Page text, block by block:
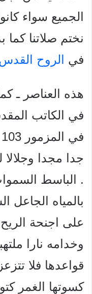
الجميع سواء
نختم صلاتنا كما
في
الروح
هذه العناصر ـ
في الكاتب
جدا مجدا
. الباسط
بالمياه الجاعل
على اجنحة
وخدامه نارا
قواعدها فلا
كسوتها الغمر